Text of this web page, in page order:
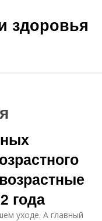
здоровья
года
уходе. А главный